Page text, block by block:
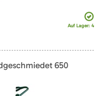
Auf Lager: 4
650